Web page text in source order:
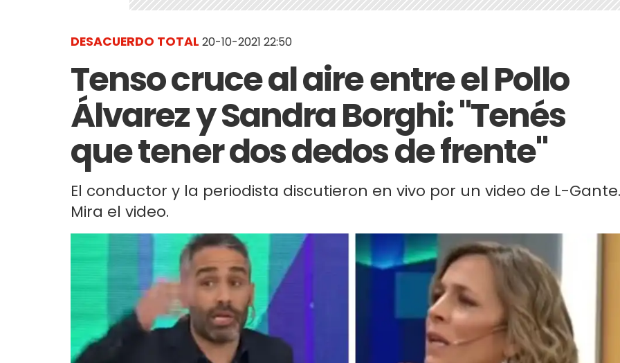
DESACUERDO TOTAL 20-10-2021 22:50
Tenso cruce al aire entre el Pollo
Álvarez y Sandra Borghi: "Tenés
que tener dos dedos de frente"
El conductor y la periodista discutieron en vivo por un video de L-Gante.
Mira el video.